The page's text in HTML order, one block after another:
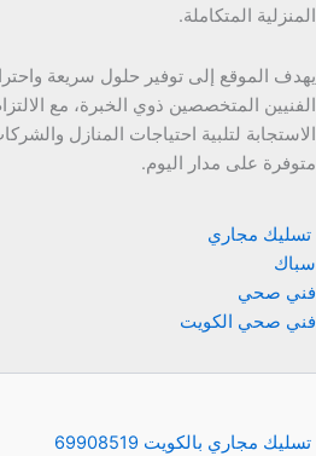
المنزلية المتكاملة.
يهدف الموقع إلى توفير حلول سريعة
الفنيين المتخصصين ذوي الخبرة، مع
الاستجابة لتلبية احتياجات المنازل
متوفرة على مدار اليوم.
تسليك مجاري
سباك
فني صحي
فني صحي الكويت
تسليك مجاري بالكويت 69908519